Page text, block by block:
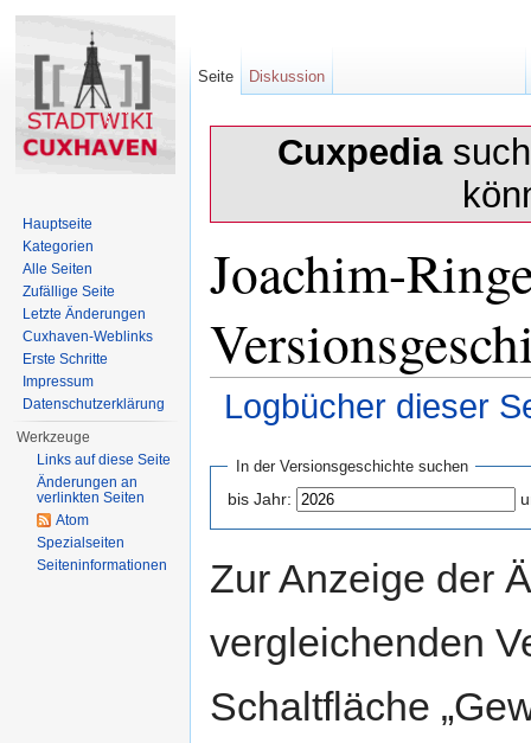
Cuxpedia
Joachim-
Logbücher dieser
In der Versionsgeschichte suchen
bis Jahr:
Zur Anzeige der
vergleichenden
Schaltfläche
Seite Diskussion
Hauptseite
Kategorien
Alle Seiten
Zufällige Seite
Letzte Änderungen
Cuxhaven-Weblinks
Erste Schritte
Impressum
Datenschutzerklärung
Werkzeuge
Links auf diese Seite
Änderungen an
verlinkten Seiten
Atom
Spezialseiten
Seiten­informationen